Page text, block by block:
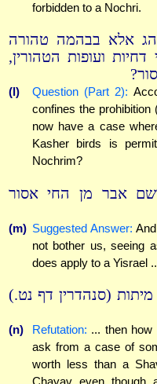
forbidden to a Nochri.
אלא בבהמה טהורה
ועופות הטהורין,
(l) Question (Part 2):
confines the
now have a case
Kasher birds is
Nochrim?
דשם אבר מן החי אסור
(m) Suggested Answer:
not bother us, seeing
does apply to a Yisrael
(סנהדרין דף נט.)
(n) Refutation: ... then
ask from a case of
worth less than a